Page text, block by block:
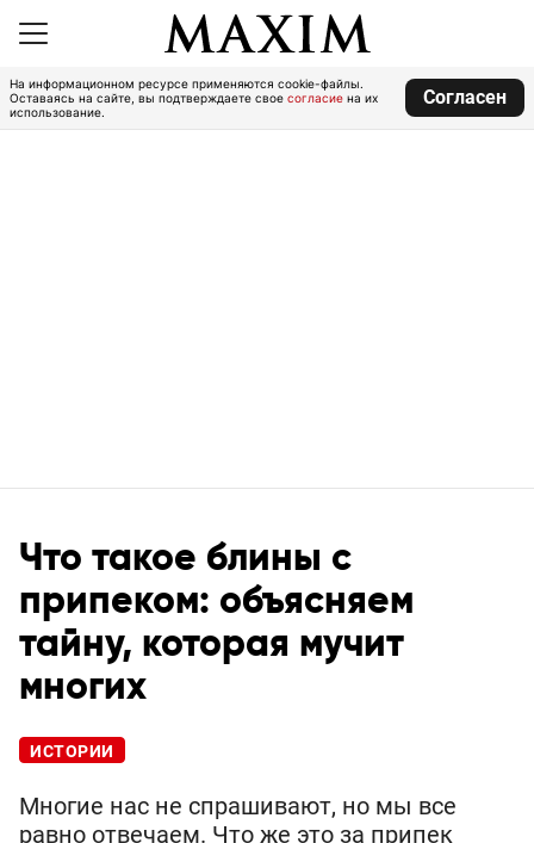
На информационном ресурсе применяются cookie-файлы.
Оставаясь на сайте, вы подтверждаете свое согласие на их
использование.
Согласен
Что такое блины с
припеком: объясняем
тайну, которая мучит
многих
ИСТОРИИ
Многие нас не спрашивают, но мы все
равно отвечаем. Что же это за припек